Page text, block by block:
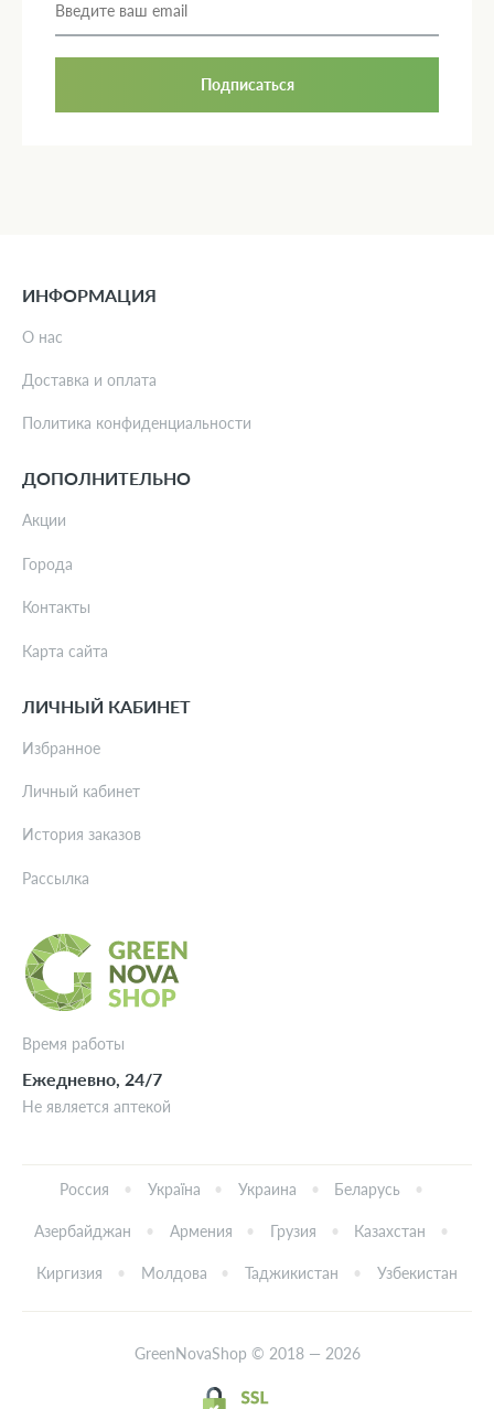
Подписаться
Время работы
Ежедневно, 24/7
Не является аптекой
ИНФОРМАЦИЯ
О нас
Доставка и оплата
Политика конфиденциальности
ДОПОЛНИТЕЛЬНО
Акции
Города
Контакты
Карта сайта
ЛИЧНЫЙ КАБИНЕТ
Избранное
Личный кабинет
История заказов
Рассылка
Россия Україна Украина Беларусь
Азербайджан Армения Грузия Казахстан
Киргизия Молдова Таджикистан Узбекистан
GreenNovaShop © 2018 — 2026